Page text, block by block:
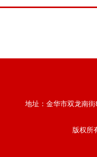
地址：金华市双龙南
版权所